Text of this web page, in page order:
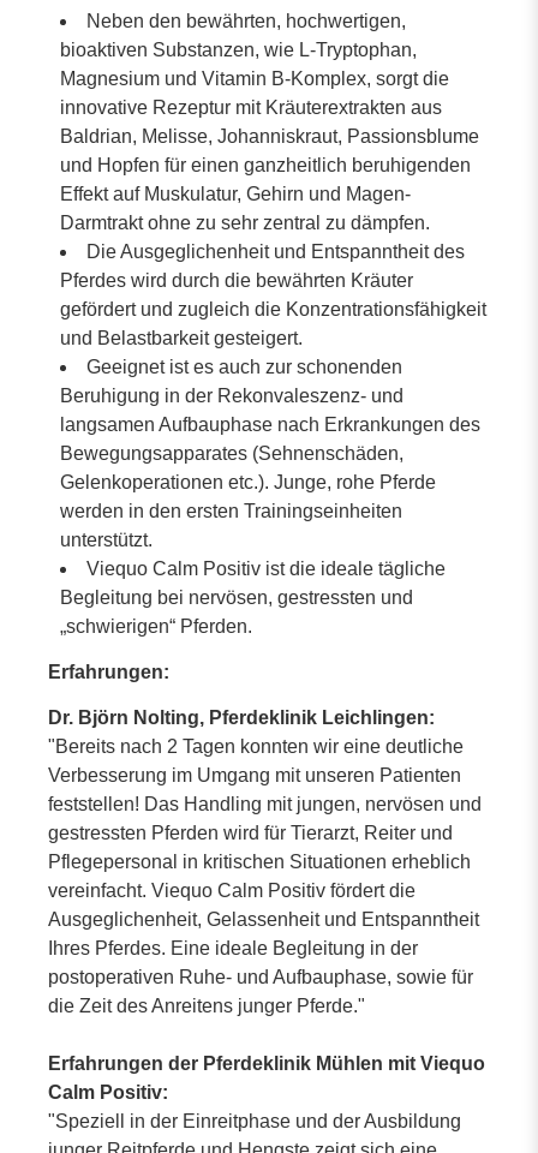
Neben den bewährten, hochwertigen,
bioaktiven Substanzen, wie L-Tryptophan,
Magnesium und Vitamin B-Komplex, sorgt die
innovative Rezeptur mit Kräuterextrakten aus
Baldrian, Melisse, Johanniskraut, Passionsblume
und Hopfen für einen ganzheitlich beruhigenden
Effekt auf Muskulatur, Gehirn und Magen-
Darmtrakt ohne zu sehr zentral zu dämpfen.
Die Ausgeglichenheit und Entspanntheit des
Pferdes wird durch die bewährten Kräuter
gefördert und zugleich die Konzentrationsfähigkeit
und Belastbarkeit gesteigert.
Geeignet ist es auch zur schonenden
Beruhigung in der Rekonvaleszenz- und
langsamen Aufbauphase nach Erkrankungen des
Bewegungsapparates (Sehnenschäden,
Gelenkoperationen etc.). Junge, rohe Pferde
werden in den ersten Trainingseinheiten
unterstützt.
Viequo Calm Positiv ist die ideale tägliche
Begleitung bei nervösen, gestressten und
„schwierigen“ Pferden.
Erfahrungen:
Dr. Björn Nolting, Pferdeklinik Leichlingen:
"Bereits nach 2 Tagen konnten wir eine deutliche
Verbesserung im Umgang mit unseren Patienten
feststellen! Das Handling mit jungen, nervösen und
gestressten Pferden wird für Tierarzt, Reiter und
Pflegepersonal in kritischen Situationen erheblich
vereinfacht. Viequo Calm Positiv fördert die
Ausgeglichenheit, Gelassenheit und Entspanntheit
Ihres Pferdes. Eine ideale Begleitung in der
postoperativen Ruhe- und Aufbauphase, sowie für
die Zeit des Anreitens junger Pferde."
Erfahrungen der Pferdeklinik Mühlen mit Viequo
Calm Positiv:
"Speziell in der Einreitphase und der Ausbildung